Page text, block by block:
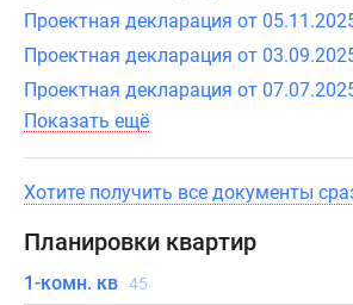
инженерия:
вентиляционные
системы
для
круглосуточная
охрана,
и
Проектная декларация от
Проектная декларация от
Проектная декларация от
Показать ещё
Хотите получить все документы
Планировки квартир
1-комн. кв 45